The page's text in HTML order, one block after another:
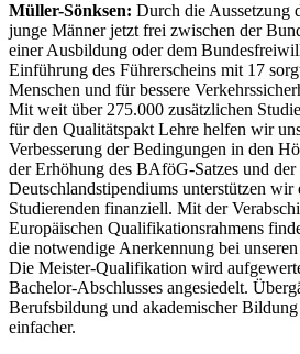
Müller-Sönksen: Durch die Aussetzung
junge Männer jetzt frei zwischen der
einer Ausbildung oder dem
Einführung des Führerscheins mit 17
Menschen und für bessere
Mit weit über 275.000 zusätzlichen
für den Qualitätspakt Lehre helfen wir
Verbesserung der Bedingungen in den
der Erhöhung des BAföG-Satzes und
Deutschlandstipendiums unterstützen
Studierenden finanziell. Mit der
Europäischen Qualifikationsrahmens
die notwendige Anerkennung bei
Die Meister-Qualifikation wird
Bachelor-Abschlusses angesiedelt.
Berufsbildung und akademischer
einfacher.